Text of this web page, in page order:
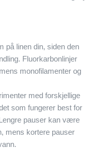
på linen din, siden den
Fluorkarbonlinjer
monofilamenter og
med forskjellige
som fungerer best for
pauser kan være
mens kortere pauser